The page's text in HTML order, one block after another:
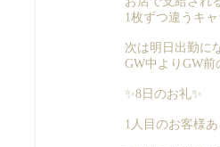
1枚ずつ違うキ
次は明日出勤に
GW中よりGW
✨8日のお礼✨
1人目のお客様